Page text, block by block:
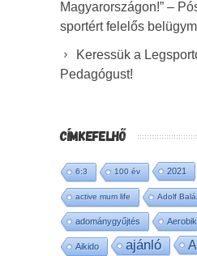
Magyarországon!” –
sportért felelős
Keressük a
Pedagógust!
CÍMKEFELHŐ
6:3 100 év 2021
active mum life Adolf
adománygyűjtés Aerobik
Aikido ajánló